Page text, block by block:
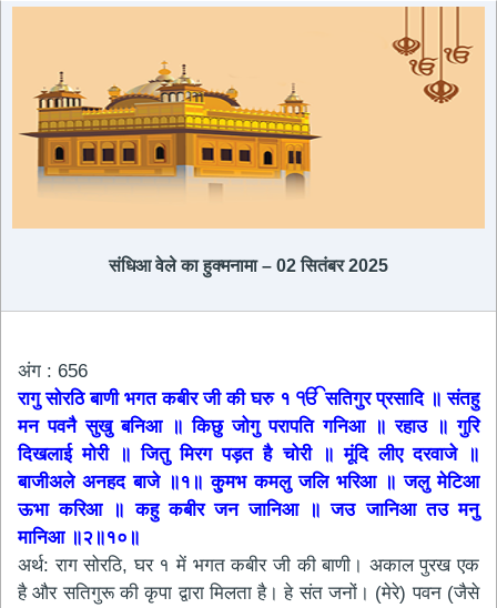
संधिआ ​​वेले का हुक्मनामा – 02 सितंबर 2025
अंग : 656
रागु सोरठि बाणी भगत कबीर जी की घरु १ ੴ सतिगुर प्रसादि ॥ संतहु
मन पवनै सुखु बनिआ ॥ किछु जोगु परापति गनिआ ॥ रहाउ ॥ गुरि
दिखलाई मोरी ॥ जितु मिरग पड़त है चोरी ॥ मूंदि लीए दरवाजे ॥
बाजीअले अनहद बाजे ॥१॥ कु्मभ कमलु जलि भरिआ ॥ जलु मेटिआ
ऊभा करिआ ॥ कहु कबीर जन जानिआ ॥ जउ जानिआ तउ मनु
मानिआ ॥२॥१०॥
अर्थ: राग सोरठि, घर १ में भगत कबीर जी की बाणी। अकाल पुरख एक
है और सतिगुरू की कृपा द्वारा मिलता है। हे संत जनों। (मेरे) पवन (जैसे